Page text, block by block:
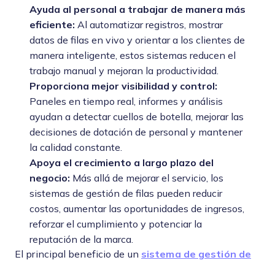
Ayuda al personal a trabajar de manera más
eficiente: Al automatizar registros, mostrar
datos de filas en vivo y orientar a los clientes de
manera inteligente, estos sistemas reducen el
trabajo manual y mejoran la productividad.
Proporciona mejor visibilidad y control:
Paneles en tiempo real, informes y análisis
ayudan a detectar cuellos de botella, mejorar las
decisiones de dotación de personal y mantener
la calidad constante.
Apoya el crecimiento a largo plazo del
negocio: Más allá de mejorar el servicio, los
sistemas de gestión de filas pueden reducir
costos, aumentar las oportunidades de ingresos,
reforzar el cumplimiento y potenciar la
reputación de la marca.
El principal beneficio de un sistema de gestión de